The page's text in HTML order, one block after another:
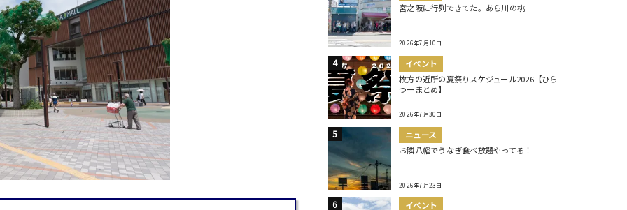
宮之阪に行列できてた。あら川の桃
2026年7月10日
イベント
枚方の近所の夏祭りスケジュール2026【ひら
つーまとめ】
2026年7月30日
ニュース
お隣八幡でうなぎ食べ放題やってる！
2026年7月23日
イベント